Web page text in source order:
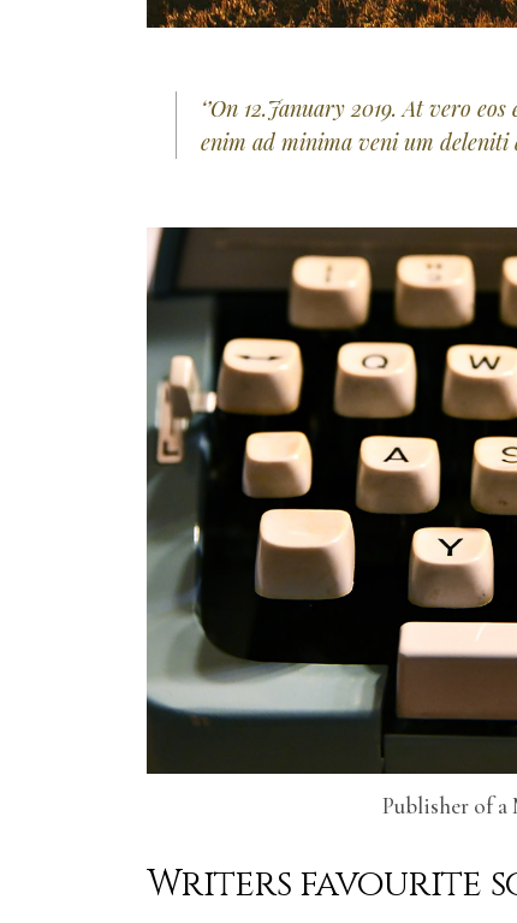
‘’On 12.January 2019. At vero
enim ad minima veni um deleniti
Publisher of a
Writers favourite